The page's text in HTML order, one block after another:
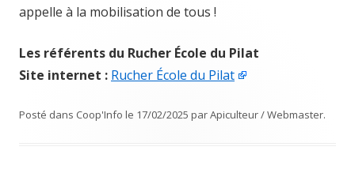
appelle à la mobilisation de tous !
Les référents du Rucher École du Pilat
Site internet : Rucher École du Pilat
Posté dans Coop'Info le 17/02/2025 parApiculteur / Webmaster.